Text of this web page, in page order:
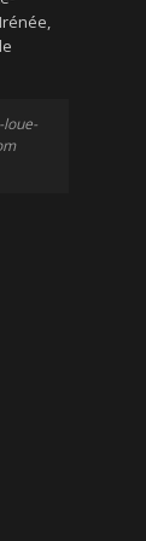
loue-